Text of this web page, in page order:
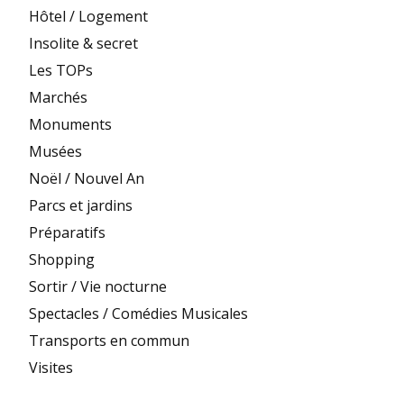
Hôtel / Logement
Insolite & secret
Les TOPs
Marchés
Monuments
Musées
Noël / Nouvel An
Parcs et jardins
Préparatifs
Shopping
Sortir / Vie nocturne
Spectacles / Comédies Musicales
Transports en commun
Visites